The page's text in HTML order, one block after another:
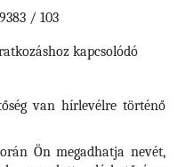
/ 103
kapcsolódó
van hírlevélre történő
Ön megadhatja nevét,